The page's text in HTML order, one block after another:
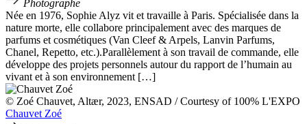
Photographe
Née en 1976, Sophie Alyz vit et travaille à Paris. Spécialisée dans la
nature morte, elle collabore principalement avec des marques de
parfums et cosmétiques (Van Cleef & Arpels, Lanvin Parfums,
Chanel, Repetto, etc.).Parallèlement à son travail de commande, elle
développe des projets personnels autour du rapport de l’humain au
vivant et à son environnement […]
© Zoé Chauvet, Altær, 2023, ENSAD / Courtesy of 100% L'EXPO
Chauvet Zoé